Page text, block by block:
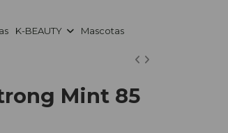
K-BEAUTY Mascotas
Mint 85